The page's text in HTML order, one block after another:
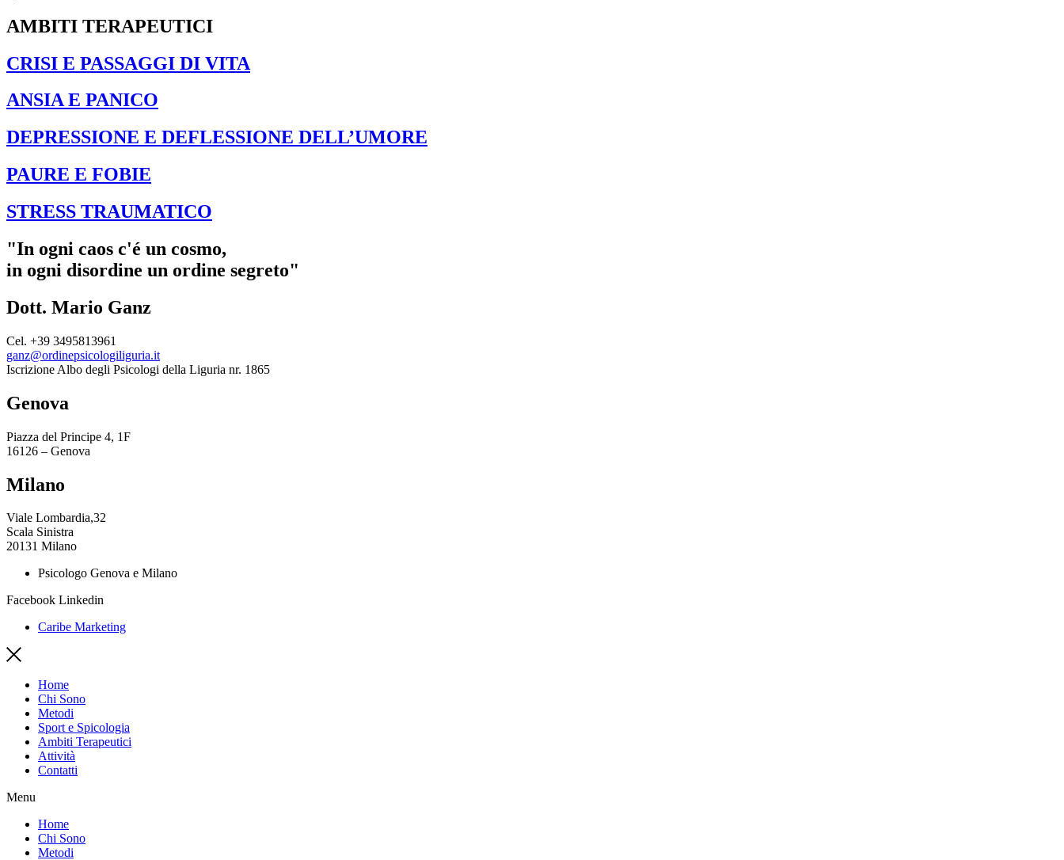
AMBITI TERAPEUTICI
CRISI E PASSAGGI DI VITA
ANSIA E PANICO
DEPRESSIONE E DEFLESSIONE DELL’UMORE
PAURE E FOBIE
STRESS TRAUMATICO
"In ogni caos c'é un cosmo,
in ogni disordine un ordine segreto"
Dott. Mario Ganz
Cel. +39 3495813961
ganz@ordinepsicologiliguria.it
Iscrizione Albo degli Psicologi della Liguria nr. 1865
Genova
Piazza del Principe 4, 1F
16126 – Genova
Milano
Viale Lombardia,32
Scala Sinistra
20131 Milano
Psicologo Genova e Milano
Facebook Linkedin
Caribe Marketing
Home
Chi Sono
Metodi
Sport e Spicologia
Ambiti Terapeutici
Attività
Contatti
Menu
Home
Chi Sono
Metodi